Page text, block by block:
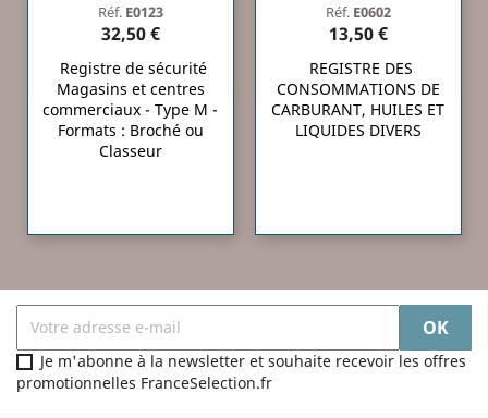
Réf. E0123
32,50 €
Registre de sécurité
Magasins et centres
commerciaux - Type M -
Formats : Broché ou
Classeur
Réf. E0602
13,50 €
REGISTRE DES
CONSOMMATIONS DE
CARBURANT, HUILES ET
LIQUIDES DIVERS
Je m'abonne à la newsletter et souhaite recevoir les offres
promotionnelles FranceSelection.fr